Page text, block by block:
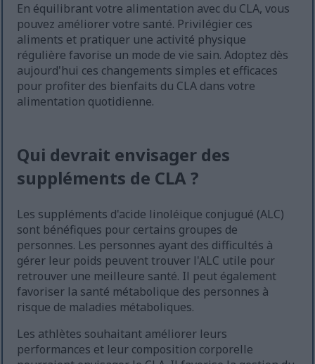
En équilibrant votre alimentation avec du CLA, vous
pouvez améliorer votre santé. Privilégier ces
aliments et pratiquer une activité physique
régulière favorise un mode de vie sain. Adoptez dès
aujourd'hui ces changements simples et efficaces
pour profiter des bienfaits du CLA dans votre
alimentation quotidienne.
Qui devrait envisager des
suppléments de CLA ?
Les suppléments d'acide linoléique conjugué (ALC)
sont bénéfiques pour certains groupes de
personnes. Les personnes ayant des difficultés à
gérer leur poids peuvent trouver l'ALC utile pour
retrouver une meilleure santé. Il peut également
favoriser la santé métabolique des personnes à
risque de maladies métaboliques.
Les athlètes souhaitant améliorer leurs
performances et leur composition corporelle